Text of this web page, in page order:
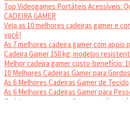
Top Videogames Portáteis Acessíveis:
CADEIRA GAMER
Veja as 10 melhores cadeiras gamer e
você!
As 7 melhores cadeira gamer com apoio
Cadeira Gamer 150 kg: modelos
Melhor cadeira gamer custo-benefício:
10 Melhores Cadeiras Gamer para
As 6 Melhores Cadeiras Gamer de Tecido
As 6 Melhores Cadeiras Gamer para
Cadeiras gamer: as melhores opções até